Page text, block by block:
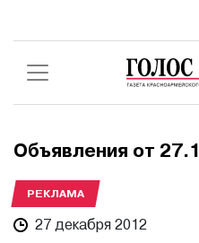
Объявления от
РЕКЛАМА
27 декабря 2012